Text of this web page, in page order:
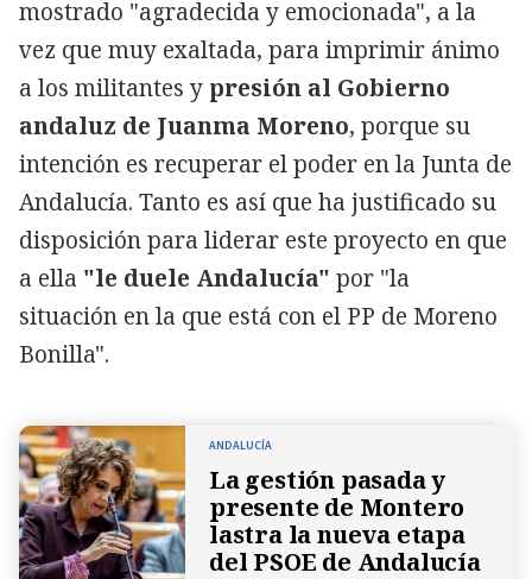
mostrado "agradecida y emocionada", a la
vez que muy exaltada, para imprimir ánimo
a los militantes y presión al Gobierno
andaluz de Juanma Moreno, porque su
intención es recuperar el poder en la Junta de
Andalucía. Tanto es así que ha justificado su
disposición para liderar este proyecto en que
a ella "le duele Andalucía" por "la
situación en la que está con el PP de Moreno
Bonilla".
ANDALUCÍA
La gestión pasada y
presente de Montero
lastra la nueva etapa
del PSOE de Andalucía